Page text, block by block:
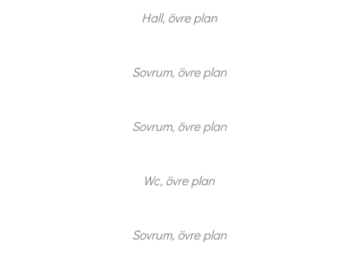
Hall, övre plan
Sovrum, övre plan
Sovrum, övre plan
Wc, övre plan
Sovrum, övre plan